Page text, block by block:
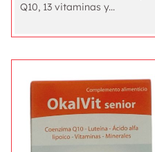
Q10, 13 vitaminas y...